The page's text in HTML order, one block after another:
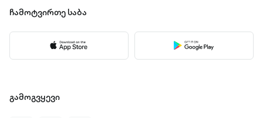
ჩამოტვირთე საბა
გამოგვყევი